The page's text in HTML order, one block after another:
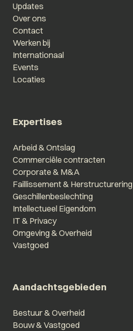
Updates
Over ons
Contact
Werken bij
Internationaal
Events
Locaties
Expertises
Arbeid & Ontslag
Commerciële contracten
Corporate & M&A
Faillissement & Herstructurering
Geschillenbeslechting
Intellectueel Eigendom
IT & Privacy
Omgeving & Overheid
Vastgoed
Aandachtsgebieden
Bestuur & Overheid
Bouw & Vastgoed